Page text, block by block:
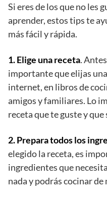
Si eres de los que no les
aprender, estos tips te
más fácil y rápida.
1. Elige una receta.
importante que elijas
internet, en libros de
amigos y familiares. Lo
receta que te guste y que
2. Prepara todos los
elegido la receta, es
ingredientes que
nada y podrás cocinar